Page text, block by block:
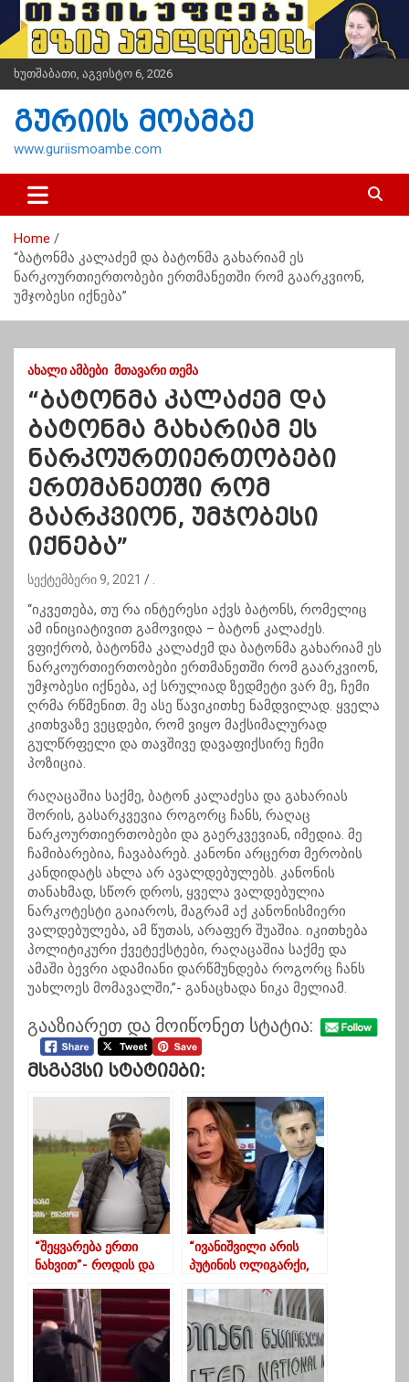
i
t
n
ხუთშაბათი, აგვისტო 6, 2026
გურიის მოამბე
www.guriismoambe.com
Home
“ბატონმა კალაძემ და ბატონმა გახარიამ ეს
ნარკოურთიერთობები ერთმანეთში რომ გაარკვიონ,
უმჯობესი იქნება”
ᲐᲮᲐᲚᲘ ᲐᲛᲑᲔᲑᲘ ᲛᲗᲐᲕᲐᲠᲘ ᲗᲔᲛᲐ
“ბატონმა კალაძემ და
ბატონმა გახარიამ ეს
ნარკოურთიერთობები
ერთმანეთში რომ
გაარკვიონ, უმჯობესი
იქნება”
სექტემბერი 9, 2021
“იკვეთება, თუ რა ინტერესი აქვს ბატონს, რომელიც
ამ ინიციატივით გამოვიდა – ბატონ კალაძეს.
ვფიქრობ, ბატონმა კალაძემ და ბატონმა გახარიამ ეს
ნარკოურთიერთობები ერთმანეთში რომ გაარკვიონ,
უმჯობესი იქნება, აქ სრულიად ზედმეტი ვარ მე, ჩემი
ღრმა რწმენით. მე ასე წავიკითხე ნამდვილად. ყველა
კითხვაზე ვეცდები, რომ ვიყო მაქსიმალურად
გულწრფელი და თავშივე დავაფიქსირე ჩემი
პოზიცია.
რაღაცაშია საქმე, ბატონ კალაძესა და გახარიას
შორის, გასარკვევია როგორც ჩანს, რაღაც
ნარკოურთიერთობები და გაერკვევიან, იმედია. მე
ჩამიბარებია, ჩავაბარებ. კანონი არცერთ მერობის
კანდიდატს ახლა არ ავალდებულებს. კანონის
თანახმად, სწორ დროს, ყველა ვალდებულია
ნარკოტესტი გაიაროს, მაგრამ აქ კანონისმიერი
ვალდებულება, ამ წუთას, არაფერ შუაშია. იკითხება
პოლიტიკური ქვეტექსტები, რაღაცაშია საქმე და
ამაში ბევრი ადამიანი დარწმუნდება როგორც ჩანს
უახლოეს მომავალში,”- განაცხადა ნიკა მელიამ.
გააზიარეთ და მოიწონეთ სტატია:
Მსგავსი Სტატიები:
“შეყვარება ერთი
ნახვით”- როდის და
ქალთა საფეხბურთო
კლუბი
ლანჩხუთში(ვიდეო)
“ივანიშვილი არის
პუტინის ოლიგარქი,
დასავლეთისთვის
არის კეთროვანი”